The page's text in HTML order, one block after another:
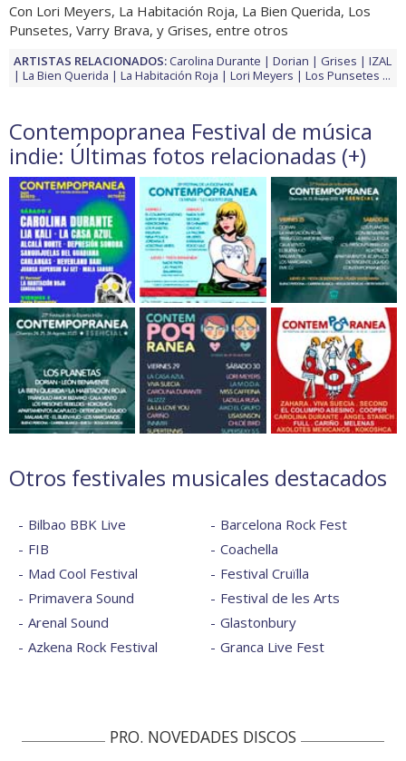
Con Lori Meyers, La Habitación Roja, La Bien Querida, Los
Punsetes, Varry Brava, y Grises, entre otros
ARTISTAS RELACIONADOS:Carolina Durante Dorian Grises
IZAL
La Bien Querida
La Habitación Roja Lori Meyers Los Punsetes ...
Contempopranea Festival de música
indie: Últimas fotos relacionadas (+)
Otros festivales musicales destacados
Bilbao BBK Live
FIB
Mad Cool Festival
Primavera Sound
Arenal Sound
Azkena Rock Festival
Barcelona Rock Fest
Coachella
Festival Cruïlla
Festival de les Arts
Glastonbury
Granca Live Fest
PRO. NOVEDADES DISCOS